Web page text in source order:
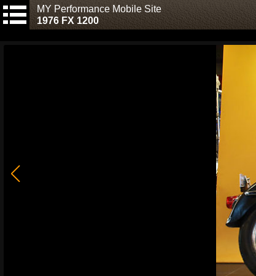
MY Performance Mobile Site
1976 FX 1200